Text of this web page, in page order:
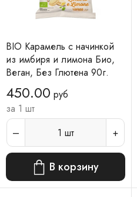
BIO Карамель с начинкой
из имбиря и лимона Био,
Веган, Без Глютена 90г.
450.00 руб
за 1 шт
1 шт
В корзину